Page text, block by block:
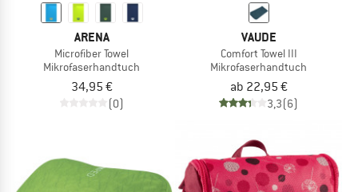
ARENA
Microfiber Towel
Mikrofaserhandtuch
34,95 €
(0)
VAUDE
Comfort Towel III
Mikrofaserhandtuch
ab 22,95 €
3,3(6)